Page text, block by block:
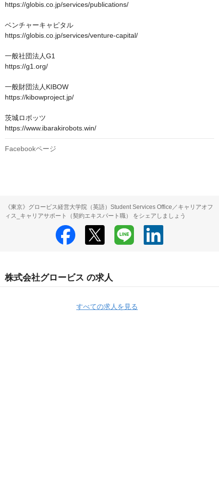
https://globis.co.jp/services/publications/
ベンチャーキャピタル
https://globis.co.jp/services/venture-capital/
一般社団法人G1
https://g1.org/
一般財団法人KIBOW
https://kibowproject.jp/
茨城ロボッツ
https://www.ibarakirobots.win/
Facebookページ
《東京》グロービス経営大学院（英語）Student Services Office／キャリアオフ
ィス_キャリアサポート（契約エキスパート職） をシェアしましょう
株式会社グロービス の求人
すべての求人を見る